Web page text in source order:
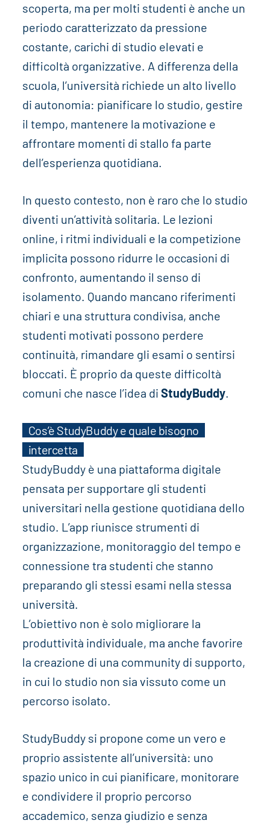
scoperta, ma per molti studenti è anche un
periodo caratterizzato da pressione
costante, carichi di studio elevati e
difficoltà organizzative. A differenza della
scuola, l’università richiede un alto livello
di autonomia: pianificare lo studio, gestire
il tempo, mantenere la motivazione e
affrontare momenti di stallo fa parte
dell’esperienza quotidiana.
In questo contesto, non è raro che lo studio
diventi un’attività solitaria. Le lezioni
online, i ritmi individuali e la competizione
implicita possono ridurre le occasioni di
confronto, aumentando il senso di
isolamento. Quando mancano riferimenti
chiari e una struttura condivisa, anche
studenti motivati possono perdere
continuità, rimandare gli esami o sentirsi
bloccati. È proprio da queste difficoltà
comuni che nasce l’idea di StudyBuddy.
Cos’è StudyBuddy e quale bisogno
intercetta
StudyBuddy è una piattaforma digitale
pensata per supportare gli studenti
universitari nella gestione quotidiana dello
studio. L’app riunisce strumenti di
organizzazione, monitoraggio del tempo e
connessione tra studenti che stanno
preparando gli stessi esami nella stessa
università.
L’obiettivo non è solo migliorare la
produttività individuale, ma anche favorire
la creazione di una community di supporto,
in cui lo studio non sia vissuto come un
percorso isolato.
StudyBuddy si propone come un vero e
proprio assistente all’università: uno
spazio unico in cui pianificare, monitorare
e condividere il proprio percorso
accademico, senza giudizio e senza